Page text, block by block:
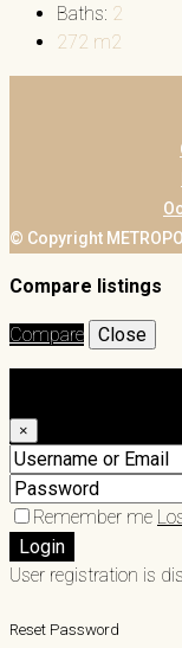
Baths: 2
272 m2
© Copyright
Compare listings
Compare Close
×
Remember me
Login
User registration is
Reset Password